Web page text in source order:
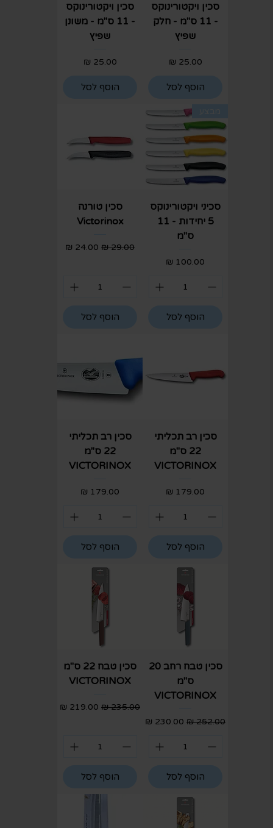
סכין ויקטורינוקס
- 11 ס"מ - חלק
שפיץ
מחיר
הוסף לסל
סכין ויקטורינוקס
- 11 ס"מ - משונן
שפיץ
מחיר
הוסף לסל
סכיני ויקטורינוקס
5 יחידות - 11
ס"מ
מחיר
הוסף לסל
סכין טורנה
Victorinox
מחיר רגיל מחיר מבצע
הוסף לסל
סכין רב תכליתי
22 ס"מ
VICTORINOX
מחיר
הוסף לסל
סכין רב תכליתי
22 ס"מ
VICTORINOX
מחיר
הוסף לסל
סכין טבח רחב 20
ס"מ
VICTORINOX
מחיר רגיל מחיר מבצע
הוסף לסל
סכין טבח 22 ס"מ
VICTORINOX
מחיר רגיל מחיר מבצע
הוסף לסל